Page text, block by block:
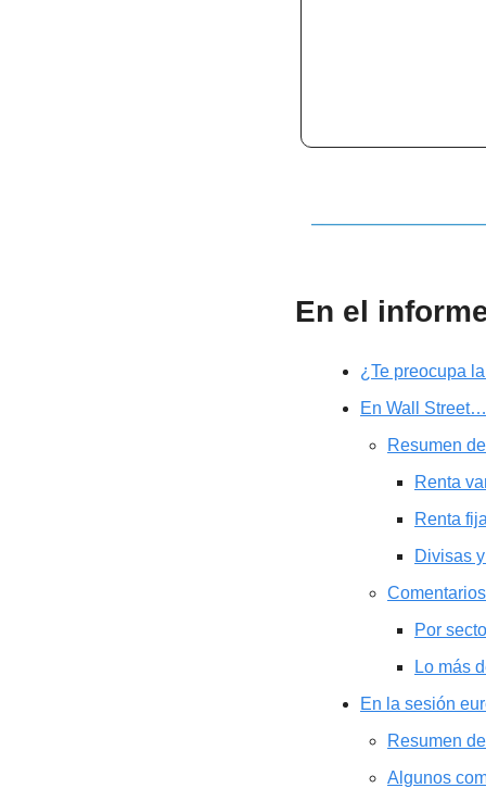
En el
¿Te preocupa
En Wall Street…
Resumen
Renta
Renta
Divisas
Por
Lo más
En la sesión
Resumen
Algunos